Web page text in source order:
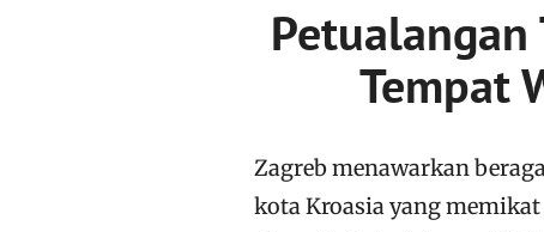
Tempat
Zagreb menawarkan
kota Kroasia yang